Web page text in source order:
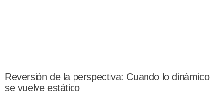
Reversión de la perspectiva: Cuando lo dinámico
se vuelve estático